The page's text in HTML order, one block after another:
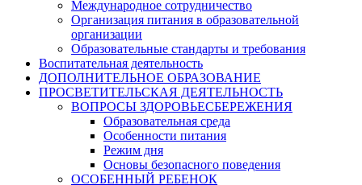
Международное сотрудничество
Организация питания в образовательной
организации
Образовательные стандарты и требования
Воспитательная деятельность
ДОПОЛНИТЕЛЬНОЕ ОБРАЗОВАНИЕ
ПРОСВЕТИТЕЛЬСКАЯ ДЕЯТЕЛЬНОСТЬ
ВОПРОСЫ ЗДОРОВЬЕСБЕРЕЖЕНИЯ
Образовательная среда
Особенности питания
Режим дня
Основы безопасного поведения
ОСОБЕННЫЙ РЕБЕНОК